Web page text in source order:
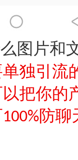
图片和
独引流
把你的
100%防聊